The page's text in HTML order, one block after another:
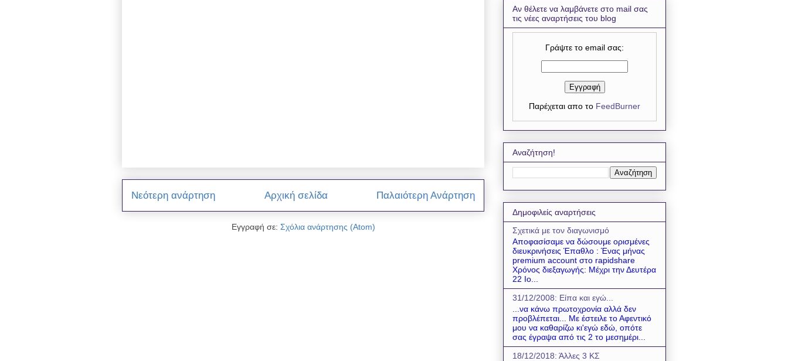
Νεότερη ανάρτηση Παλαιότερη Ανάρτηση
Αρχική σελίδα
Εγγραφή σε: Σχόλια ανάρτησης (Atom)
Αν θέλετε να λαμβάνετε στο mail σας
τις νέες αναρτήσεις του blog
Γράψτε το email σας:
Παρέχεται απο το FeedBurner
Αναζήτηση!
Δημοφιλείς αναρτήσεις
Σχετικά με τον διαγωνισμό
Αποφασίσαμε να δώσουμε ορισμένες
διευκρινήσεις Έπαθλο : Ένας μήνας
premium account στο rapidshare
Χρόνος διεξαγωγής: Μέχρι την Δευτέρα
22 Ιο...
31/12/2008: Είπα και εγώ...
...να κάνω πρωτοχρονία αλλά δεν
προβλέπεται... Με έστειλε το Αφεντικό
μου να καθαρίζω κι'εγώ εδώ, οπότε
σας έγραψα από τις 2 το μεσημέρι...
18/12/2018: Άλλες 3 ΚΣ